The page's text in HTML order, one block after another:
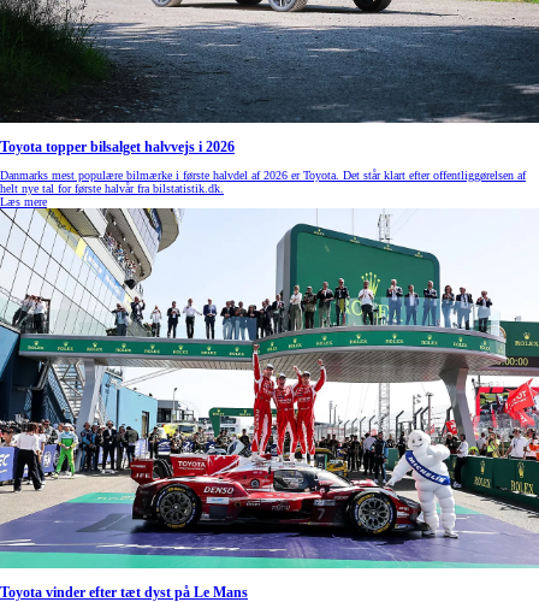
Toyota topper bilsalget halvvejs i 2026
Danmarks mest populære bilmærke i første halvdel af 2026 er Toyota. Det står klart efter offentliggørelsen af
helt nye tal for første halvår fra bilstatistik.dk.
Læs mere
Toyota vinder efter tæt dyst på Le Mans